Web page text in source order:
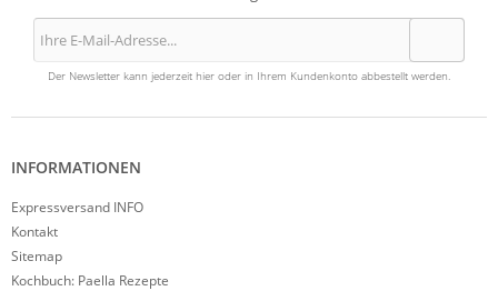
Der Newsletter kann jederzeit hier oder in Ihrem Kundenkonto abbestellt werden.
INFORMATIONEN
Expressversand INFO
Kontakt
Sitemap
Kochbuch: Paella Rezepte